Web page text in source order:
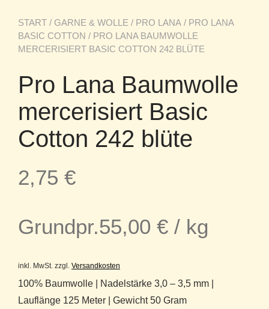
START / GARNE & WOLLE / PRO LANA / PRO LANA
BASIC COTTON / PRO LANA BAUMWOLLE
MERCERISIERT BASIC COTTON 242 BLÜTE
Pro Lana Baumwolle
mercerisiert Basic
Cotton 242 blüte
2,75 €
Grundpr.55,00 € / kg
inkl. MwSt. zzgl. Versandkosten
100% Baumwolle | Nadelstärke 3,0 – 3,5 mm |
Lauflänge 125 Meter | Gewicht 50 Gram